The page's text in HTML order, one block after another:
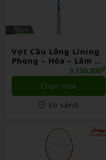
Vợt Cầu Lông Lining
Phong – Hỏa – Lâm –
3,150,000₫
Chọn mua
So sánh